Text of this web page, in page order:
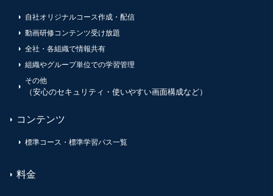
自社オリジナルコース作成・配信
動画研修コンテンツ受け放題
全社・各組織で情報共有
組織やグループ単位での学習管理
その他
（安心のセキュリティ・使いやすい画面構成など）
コンテンツ
標準コース・標準学習パス一覧
料金